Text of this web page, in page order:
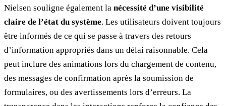
Nielsen souligne également la nécessité d’une visibilité
claire de l’état du système. Les utilisateurs doivent toujours
être informés de ce qui se passe à travers des retours
d’information appropriés dans un délai raisonnable. Cela
peut inclure des animations lors du chargement de contenu,
des messages de confirmation après la soumission de
formulaires, ou des avertissements lors d’erreurs. La